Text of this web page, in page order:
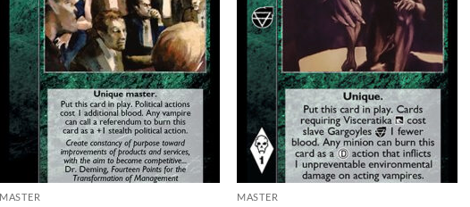
MASTER MASTER